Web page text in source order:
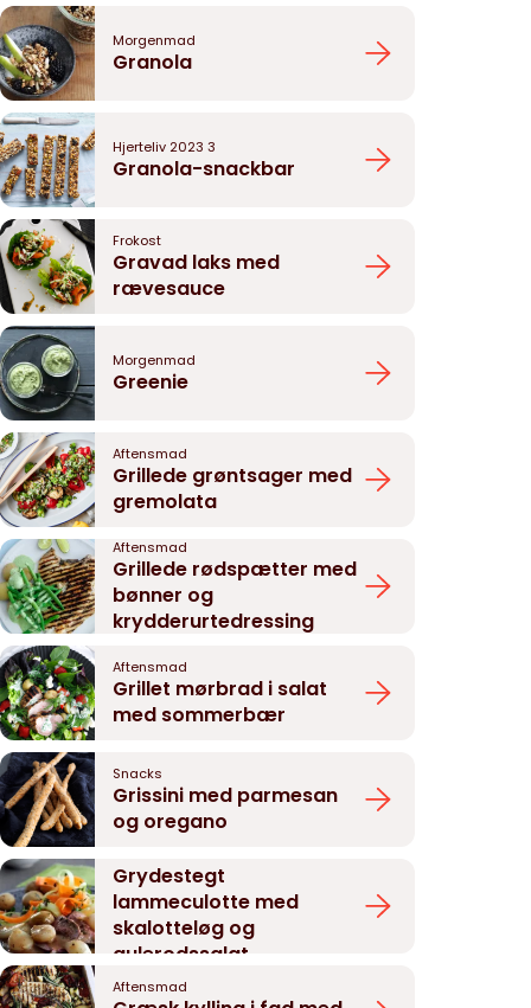
Morgenmad
Granola
Hjerteliv 2023 3
Granola-snackbar
Frokost
Gravad laks med
rævesauce
Morgenmad
Greenie
Aftensmad
Grillede grøntsager med
gremolata
Aftensmad
Grillede rødspætter med
bønner og
krydderurtedressing
Aftensmad
Grillet mørbrad i salat
med sommerbær
Snacks
Grissini med parmesan
og oregano
Grydestegt
lammeculotte med
skalotteløg og
gulerodssalat
Aftensmad